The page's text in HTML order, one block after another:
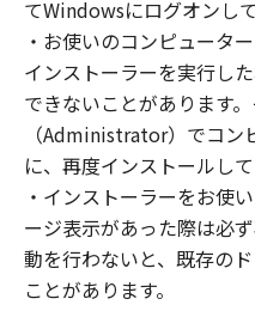
諾されるものではあ
２．制限
(1) お客様は、再使用
布、リースもしくは
第三者に「本ソフト
はできません。
(2) お客様は、「本
は一部を修正、改変
ブル、その他リバー
ことはできません。
てWindowsにログオンし
・お使いのコンピュータ
インストーラーを実行し
できないことがあります
（Administrator）でコン
に、再度インストールして
・インストーラーをお使
ージ表示があった際は必
動を行わないと、既存の
ことがあります。